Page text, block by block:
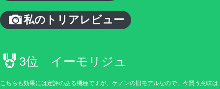
私のトリアレビュー
3位 イーモリジュ
こちらも効果には定評のある機種ですが、ケノンの旧モデルなので、今買う意味は